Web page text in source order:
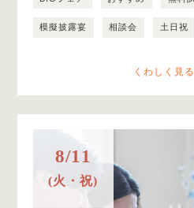
模擬披露宴 相談会 土日祝
くわしく見る
8/11
(火・祝)